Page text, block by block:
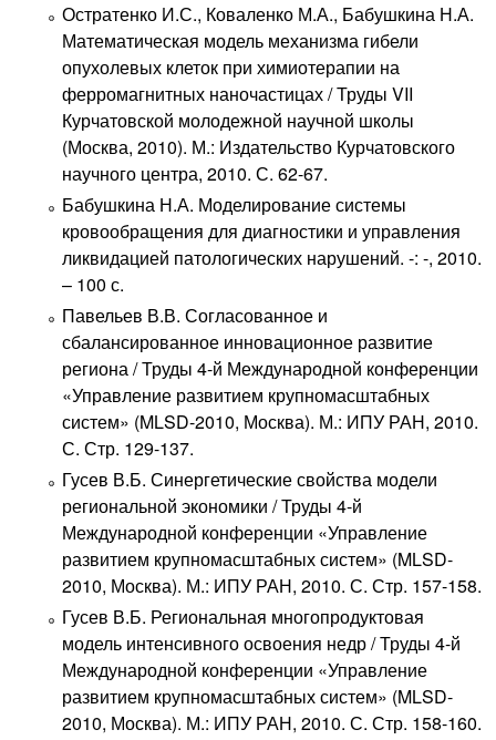
Остратенко И.С., Коваленко М.А., Бабушкина Н.А.
Математическая модель механизма гибели
опухолевых клеток при химиотерапии на
ферромагнитных наночастицах / Труды VII
Курчатовской молодежной научной школы
(Москва, 2010). М.: Издательство Курчатовского
научного центра, 2010. С. 62-67.
Бабушкина Н.А. Моделирование системы
кровообращения для диагностики и управления
ликвидацией патологических нарушений. -: -, 2010.
– 100 с.
Павельев В.В. Согласованное и
сбалансированное инновационное развитие
региона / Труды 4-й Международной конференции
«Управление развитием крупномасштабных
систем» (MLSD-2010, Москва). М.: ИПУ РАН, 2010.
С. Стр. 129-137.
Гусев В.Б. Синергетические свойства модели
региональной экономики / Труды 4-й
Международной конференции «Управление
развитием крупномасштабных систем» (MLSD-
2010, Москва). М.: ИПУ РАН, 2010. С. Стр. 157-158.
Гусев В.Б. Региональная многопродуктовая
модель интенсивного освоения недр / Труды 4-й
Международной конференции «Управление
развитием крупномасштабных систем» (MLSD-
2010, Москва). М.: ИПУ РАН, 2010. С. Стр. 158-160.